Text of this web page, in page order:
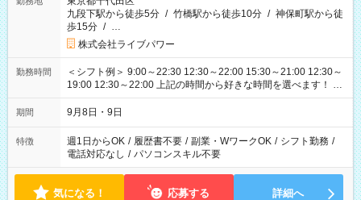
九段下駅から徒歩5分 / 竹橋駅から徒歩10分 / 神保町駅から徒
歩15分 / …
株式会社ライブパワー
勤務時間
＜シフト例＞ 9:00～22:30 12:30～22:00 15:30～21:00 12:30～
19:00 12:30～22:00 上記の時間から好きな時間を選べます！ ※
時間は変更となる可能性があります
期間 9月8日・9日
特徴 週1日からOK / 履歴書不要 / 副業・WワークOK / シフト勤務 /
電話対応なし / パソコンスキル不要
気になる！ 応募する 詳細へ